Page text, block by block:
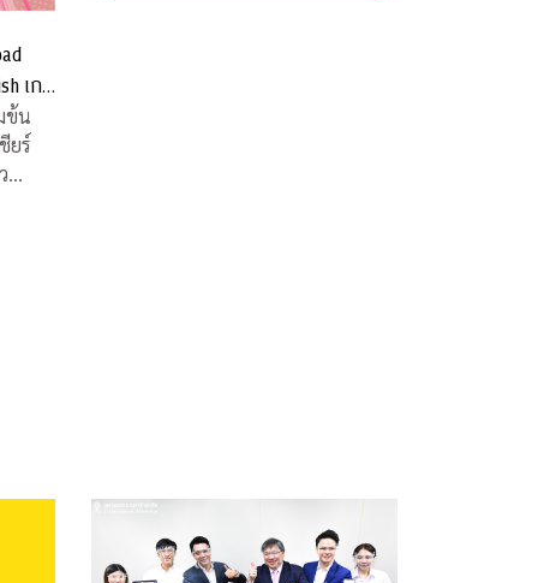
เกม
ท่าน
ข้น